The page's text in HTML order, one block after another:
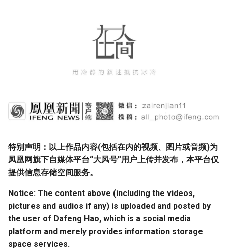
特别声明：以上作品内容(包括在内的视频、图片或音频)为
凤凰网旗下自媒体平台“大风号”用户上传并发布，本平台仅
提供信息存储空间服务。
Notice: The content above (including the videos,
pictures and audios if any) is uploaded and posted by
the user of Dafeng Hao, which is a social media
platform and merely provides information storage
space services.